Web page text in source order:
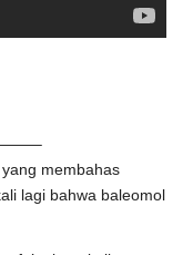
membahas
lagi bahwa baleomol